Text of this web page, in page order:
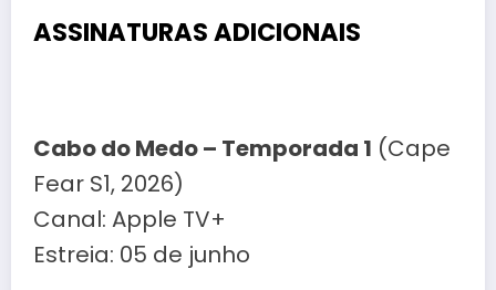
ASSINATURAS ADICIONAIS
Cabo do Medo – Temporada 1 (Cape
Fear S1, 2026)
Canal: Apple TV+
Estreia: 05 de junho